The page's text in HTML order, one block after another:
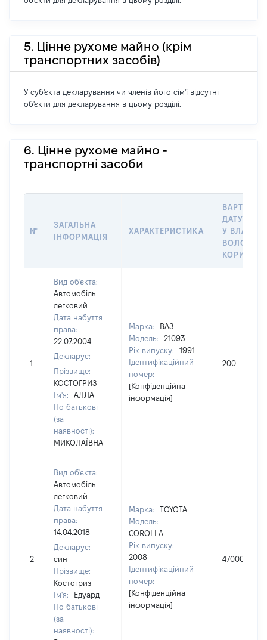
5. Цінне рухоме майно (крім
транспортних засобів)
У суб'єкта декларування чи членів його сім'ї відсутні
об'єкти для декларування в цьому розділі.
6. Цінне рухоме майно -
транспортні засоби
№
ЗАГАЛЬНА
ІНФОРМАЦІЯ
ХАРАКТЕРИСТИКА
ВАРТІСТЬ
ДАТУ
У
1
Вид об'єкта:
Автомобіль
легковий
Дата набуття
права:
22.07.2004
Декларує:
Прізвище:
КОСТОГРИЗ
Ім'я:
АЛЛА
По батькові
(за
наявності):
МИКОЛАЇВНА
Марка:
ВАЗ
Модель:
21093
Рік випуску:
1991
Ідентифікаційний
номер:
[Конфіденційна
інформація]
200
2
Вид об'єкта:
Автомобіль
легковий
Дата набуття
права:
14.04.2018
Декларує:
син
Прізвище:
Костогриз
Ім'я:
Едуард
По батькові
(за
наявності):
Марка:
TOYOTA
Модель:
COROLLA
Рік випуску:
2008
Ідентифікаційний
номер:
[Конфіденційна
інформація]
47000